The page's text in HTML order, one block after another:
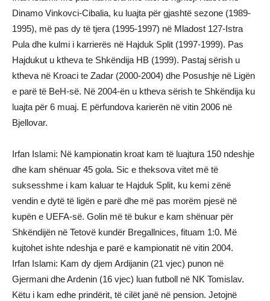
Dinamo Vinkovci-Cibalia, ku luajta për gjashtë sezone (1989-
1995), më pas dy të tjera (1995-1997) në Mladost 127-Istra
Pula dhe kulmi i karrierës në Hajduk Split (1997-1999). Pas
Hajdukut u ktheva te Shkëndija HB (1999). Pastaj sërish u
ktheva në Kroaci te Zadar (2000-2004) dhe Posushje në Ligën
e parë të BeH-së. Në 2004-ën u ktheva sërish te Shkëndija ku
luajta për 6 muaj. E përfundova karierën në vitin 2006 në
Bjellovar.
Irfan Islami: Në kampionatin kroat kam të luajtura 150 ndeshje
dhe kam shënuar 45 gola. Sic e theksova vitet më të
suksesshme i kam kaluar te Hajduk Split, ku kemi zënë
vendin e dytë të ligën e parë dhe më pas morëm pjesë në
kupën e UEFA-së. Golin më të bukur e kam shënuar për
Shkëndijën në Tetovë kundër Bregallnices, fituam 1:0. Më
kujtohet ishte ndeshja e parë e kampionatit në vitin 2004.
Irfan Islami: Kam dy djem Ardijanin (21 vjec) punon në
Gjermani dhe Ardenin (16 vjec) luan futboll në NK Tomislav.
Këtu i kam edhe prindërit, të cilët janë në pension. Jetojnë